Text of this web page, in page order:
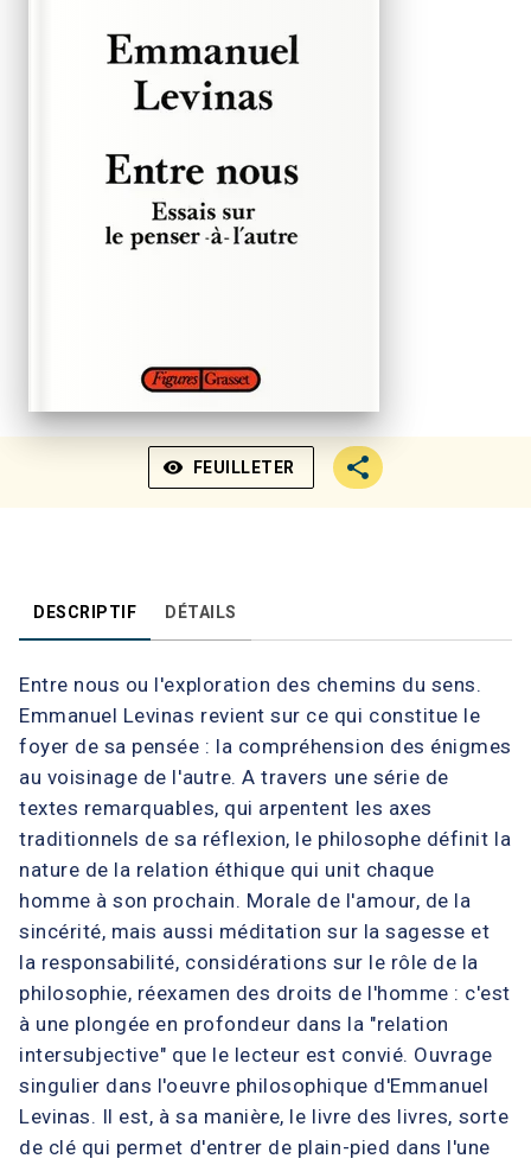
visibility FEUILLETER
DESCRIPTIF DÉTAILS
Entre nous ou l'exploration des chemins du sens.
Emmanuel Levinas revient sur ce qui constitue le
foyer de sa pensée : la compréhension des énigmes
au voisinage de l'autre. A travers une série de
textes remarquables, qui arpentent les axes
traditionnels de sa réflexion, le philosophe définit la
nature de la relation éthique qui unit chaque
homme à son prochain. Morale de l'amour, de la
sincérité, mais aussi méditation sur la sagesse et
la responsabilité, considérations sur le rôle de la
philosophie, réexamen des droits de l'homme : c'est
à une plongée en profondeur dans la "relation
intersubjective" que le lecteur est convié. Ouvrage
singulier dans l'oeuvre philosophique d'Emmanuel
Levinas. Il est, à sa manière, le livre des livres, sorte
de clé qui permet d'entrer de plain-pied dans l'une